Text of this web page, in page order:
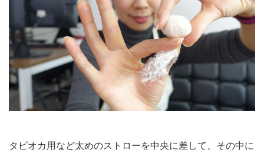
タピオカ用など太めのストローを中央に差して、その中に